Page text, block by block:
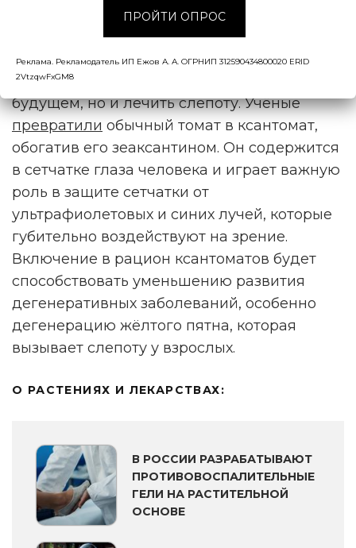
за городом на полях или даже у себя дома.
Оказывается, с помощью растений можно
будет не только вакцинироваться в
будущем, но и лечить слепоту. Учёные
превратили обычный томат в ксантомат,
обогатив его зеаксантином. Он содержится
в сетчатке глаза человека и играет важную
роль в защите сетчатки от
ультрафиолетовых и синих лучей, которые
губительно воздействуют на зрение.
Включение в рацион ксантоматов будет
способствовать уменьшению развития
дегенеративных заболеваний, особенно
дегенерацию жёлтого пятна, которая
вызывает слепоту у взрослых.
О РАСТЕНИЯХ И ЛЕКАРСТВАХ:
В РОССИИ РАЗРАБАТЫВАЮТ
ПРОТИВОВОСПАЛИТЕЛЬНЫЕ
ГЕЛИ НА РАСТИТЕЛЬНОЙ
ОСНОВЕ
ПРОЙТИ ОПРОС
Реклама. Рекламодатель ИП Ежов А. А. ОГРНИП 312590434800020 ERID
2VtzqwFxGM8